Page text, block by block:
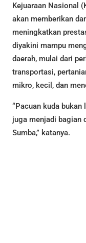
Kejuaraan Nasional
akan memberikan
meningkatkan
diyakini mampu
daerah, mulai dari
transportasi,
mikro, kecil, dan
“Pacuan kuda
juga menjadi bagian
Sumba,” katanya.